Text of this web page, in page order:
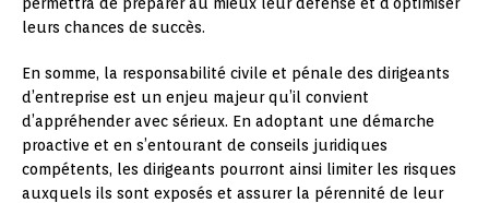
leurs chances de succès.
En somme, la responsabilité civile et pénale des dirigeants
d’entreprise est un enjeu majeur qu’il convient
d’appréhender avec sérieux. En adoptant une démarche
proactive et en s’entourant de conseils juridiques
compétents, les dirigeants pourront ainsi limiter les risques
auxquels ils sont exposés et assurer la pérennité de leur